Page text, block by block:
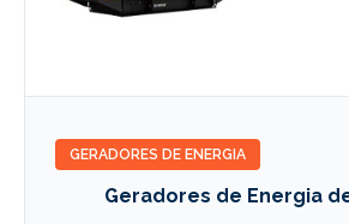
GERADORES DE ENERGIA
Geradores de Energia